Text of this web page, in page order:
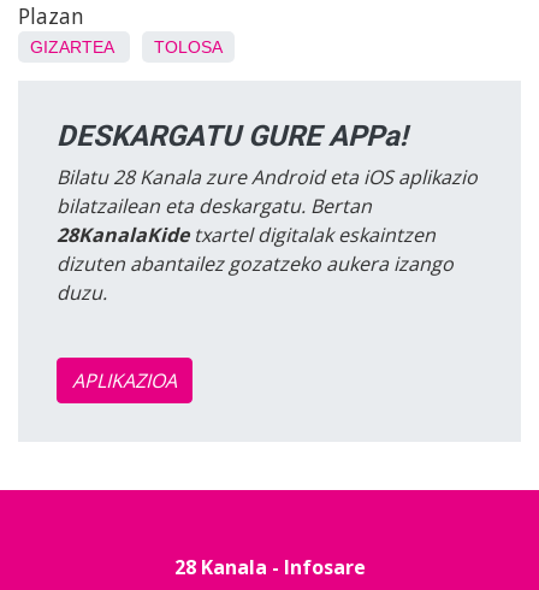
Plazan
GIZARTEA TOLOSA
DESKARGATU GURE APPa!
Bilatu 28 Kanala zure Android eta iOS aplikazio
bilatzailean eta deskargatu. Bertan
28KanalaKidetxartel digitalak eskaintzen
dizuten abantailez gozatzeko aukera izango
duzu.
APLIKAZIOA
28 Kanala - Infosare